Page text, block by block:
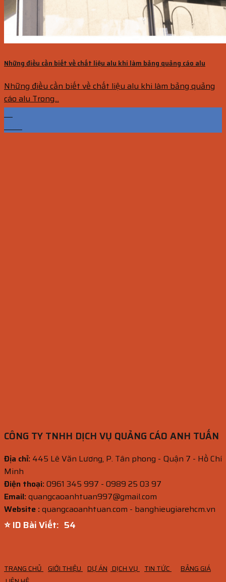
Những điều cần biết về chất liệu alu khi làm bảng quảng cáo alu
Những điều cần biết về chất liệu alu khi làm bảng quảng
cáo alu Trong...
14
Th10
CÔNG TY TNHH DỊCH VỤ QUẢNG CÁO ANH TUẤN
Địa chỉ: 445 Lê Văn Lương, P. Tân phong - Quận 7 - Hồ Chí
Minh
Điện thoại:0961 345 997 - 0989 25 03 97
Email:quangcaoanhtuan997@gmail.com
Website :quangcaoanhtuan.com - banghieugiarehcm.vn
⭐ ID Bài Viết: 53
TRANG CHỦ GIỚI THIỆU DỰ ÁN DỊCH VỤ TIN TỨC
BẢNG GIÁ